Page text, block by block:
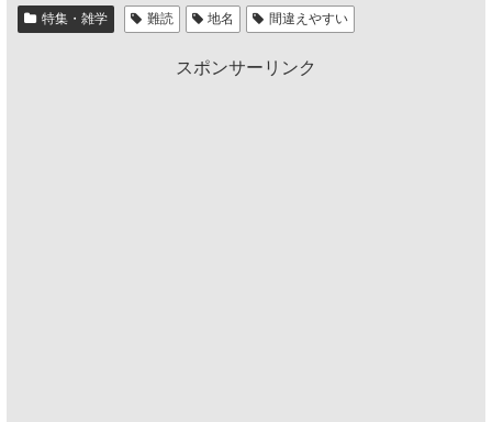
特集・雑学 難読 地名 間違えやすい
スポンサーリンク